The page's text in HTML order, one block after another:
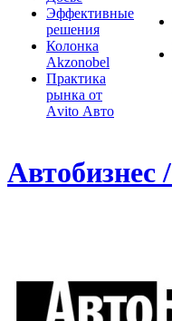
Эффективные
решения
Колонка
Akzonobel
Практика
рынка от
Аvito Авто
Автобизнес